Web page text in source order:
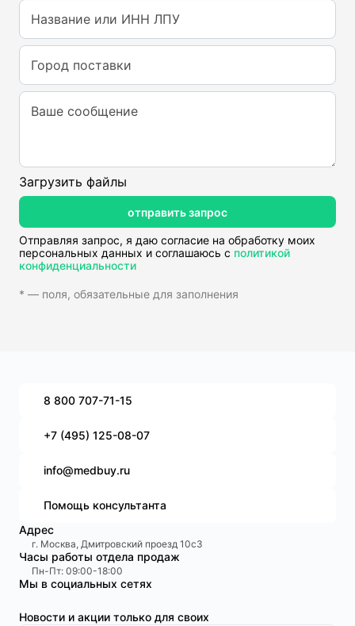
Название или ИНН ЛПУ
Город поставки
Ваше сообщение
Загрузить файлы
отправить запрос
Отправляя запрос, я даю согласие на обработку моих
персональных данных и соглашаюсь с политикой
конфиденциальности
* — поля, обязательные для заполнения
8 800 707-71-15
+7 (495) 125-08-07
info@medbuy.ru
Помощь консультанта
Адрес
г. Москва, Дмитровский проезд 10с3
Часы работы отдела продаж
Пн-Пт: 09:00-18:00
Мы в социальных сетях
Новости и акции только для своих